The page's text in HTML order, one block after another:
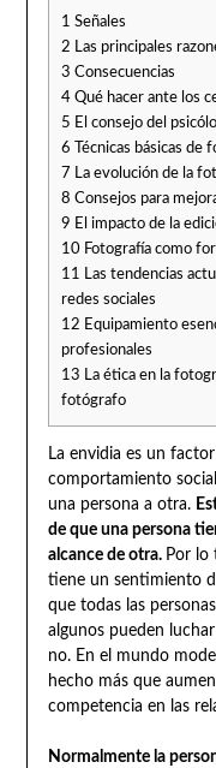
1 Señales
2 Las principales
3 Consecuencias
4Qué hacer ante los
5 El consejo del
6 Técnicas básicas de
7 La evolución de la
8 Consejos para
9 El impacto de la
10Fotografía como
11 Las tendencias
redes sociales
12 Equipamiento
profesionales
13 La ética en la
fotógrafo
La envidia es un
comportamiento
una persona a otra.
de que una persona
alcance de otra. Por lo
tiene un sentimiento
que todas las
algunos pueden
no. En el mundo
hecho más que
competencia en las
Normalmente la